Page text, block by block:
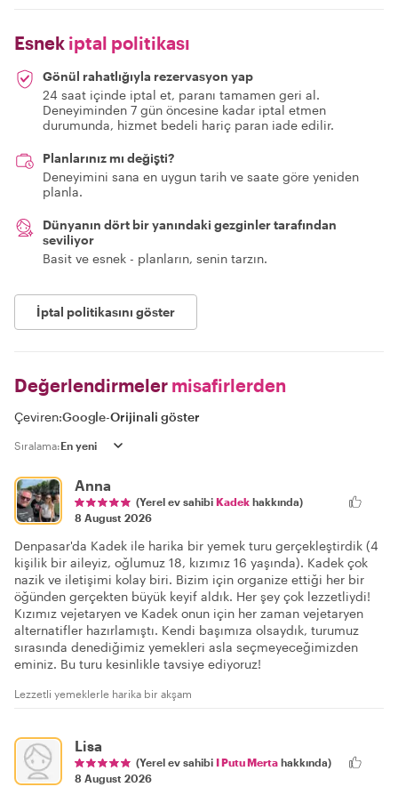
Esnek iptal politikası
Gönül rahatlığıyla rezervasyon yap
24 saat içinde iptal et, paranı tamamen geri al.
Deneyiminden 7 gün öncesine kadar iptal etmen
durumunda, hizmet bedeli hariç paran iade edilir.
Planlarınız mı değişti?
Deneyimini sana en uygun tarih ve saate göre yeniden
planla.
Dünyanın dört bir yanındaki gezginler tarafından
seviliyor
Basit ve esnek - planların, senin tarzın.
İptal politikasını göster
Değerlendirmeler misafirlerden
Çeviren:Google-Orijinali göster
Sıralama:
Anna
(Yerel ev sahibi Kadek hakkında)
8 August 2026
Denpasar'da Kadek ile harika bir yemek turu gerçekleştirdik (4
kişilik bir aileyiz, oğlumuz 18, kızımız 16 yaşında). Kadek çok
nazik ve iletişimi kolay biri. Bizim için organize ettiği her bir
öğünden gerçekten büyük keyif aldık. Her şey çok lezzetliydi!
Kızımız vejetaryen ve Kadek onun için her zaman vejetaryen
alternatifler hazırlamıştı. Kendi başımıza olsaydık, turumuz
sırasında denediğimiz yemekleri asla seçmeyeceğimizden
eminiz. Bu turu kesinlikle tavsiye ediyoruz!
Lezzetli yemeklerle harika bir akşam
Lisa
(Yerel ev sahibi I Putu Merta hakkında)
8 August 2026